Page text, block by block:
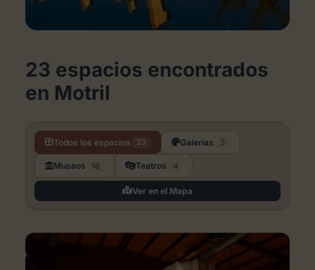
Espacios de Arte en Motril
23 espacios encontrados
en Motril
Todos los espacios 23 Galerías 3
Museos 16 Teatros 4
Ver en el Mapa